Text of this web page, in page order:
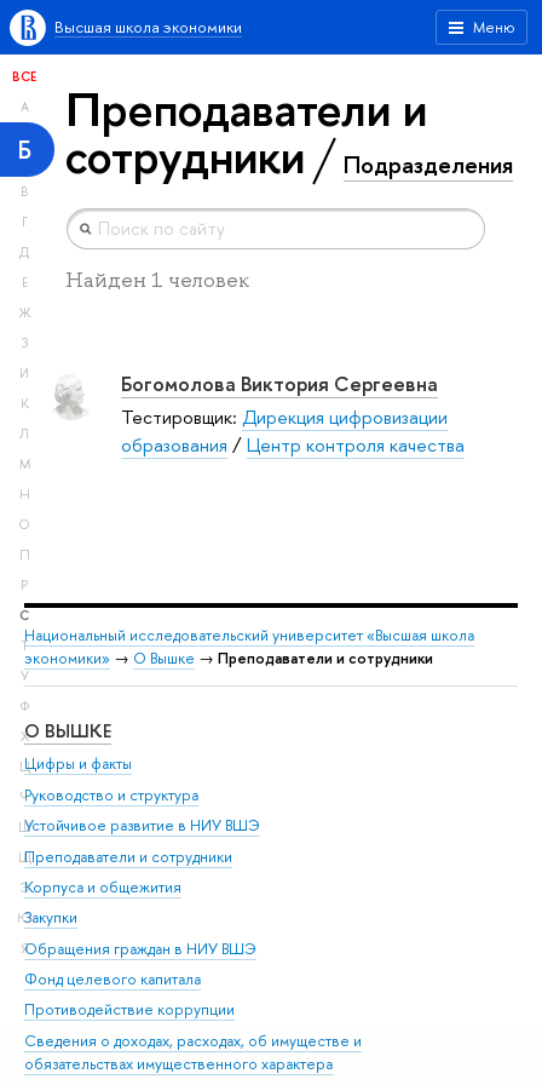
Меню
Высшая школа экономики
ВСЕ
А
Б
В
Г
Д
Е
Ж
З
И
К
Л
М
Н
О
П
Р
С
Т
У
Ф
Х
Ц
Ч
Ш
Щ
Э
Ю
Я
Преподаватели и
сотрудники Подразделения
Найден 1 человек
Богомолова Виктория Сергеевна
Тестировщик: Дирекция цифровизации
образования /Центр контроля качества
Национальный исследовательский университет «Высшая школа
экономики» → О Вышке → Преподаватели и сотрудники
О ВЫШКЕ
Цифры и факты
Руководство и структура
Устойчивое развитие в НИУ ВШЭ
Преподаватели и сотрудники
Корпуса и общежития
Закупки
Обращения граждан в НИУ ВШЭ
Фонд целевого капитала
Противодействие коррупции
Сведения о доходах, расходах, об имуществе и
обязательствах имущественного характера